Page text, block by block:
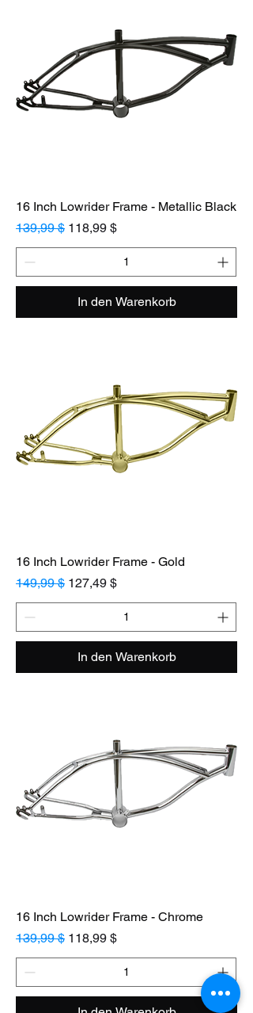
16 Inch Lowrider Frame - Metallic Black
Standardpreis
139,99 $ Sale-Preis
118,99 $
In den Warenkorb
16 Inch Lowrider Frame - Gold
Standardpreis
149,99 $ Sale-Preis
127,49 $
In den Warenkorb
16 Inch Lowrider Frame - Chrome
Standardpreis
139,99 $ Sale-Preis
118,99 $